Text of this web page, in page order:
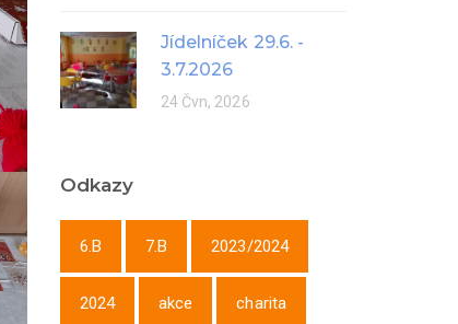
Jídelníček 29.6. -
3.7.2026
24 Čvn, 2026
Odkazy
6.B 7.B 2023/2024
2024 akce charita